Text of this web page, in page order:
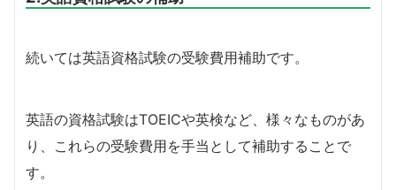
続いては英語資格試験の受験費用補助です。
英語の資格試験はTOEICや英検など、様々なものがあ
り、これらの受験費用を手当として補助することで
す。